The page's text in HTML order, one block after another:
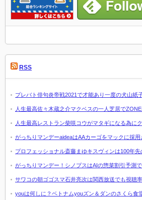
RSS
プレバト俳句炎帝戦2021で才能あり一度の犬山紙
人生最高佐々木蔵之介マクベスの一人芝居でZONE
人生最高レストラン柴咲コウがマタギになる為に
がっちりマンデーaideaはAAカーゴをマックに採
プロフェッショナル斎藤まゆキスヴィンは100年先
がっちりマンデー！シノプスはAIの惣菜割引予測
サワコの朝ゴゴスマ石井亮次は関西放送でも視聴
youは何しに？ベトナムyouズン＆ダンのさくら食